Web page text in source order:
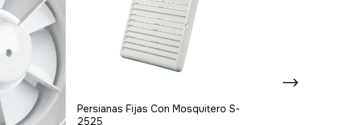
Persianas Fijas Con Mosquitero S-
2525